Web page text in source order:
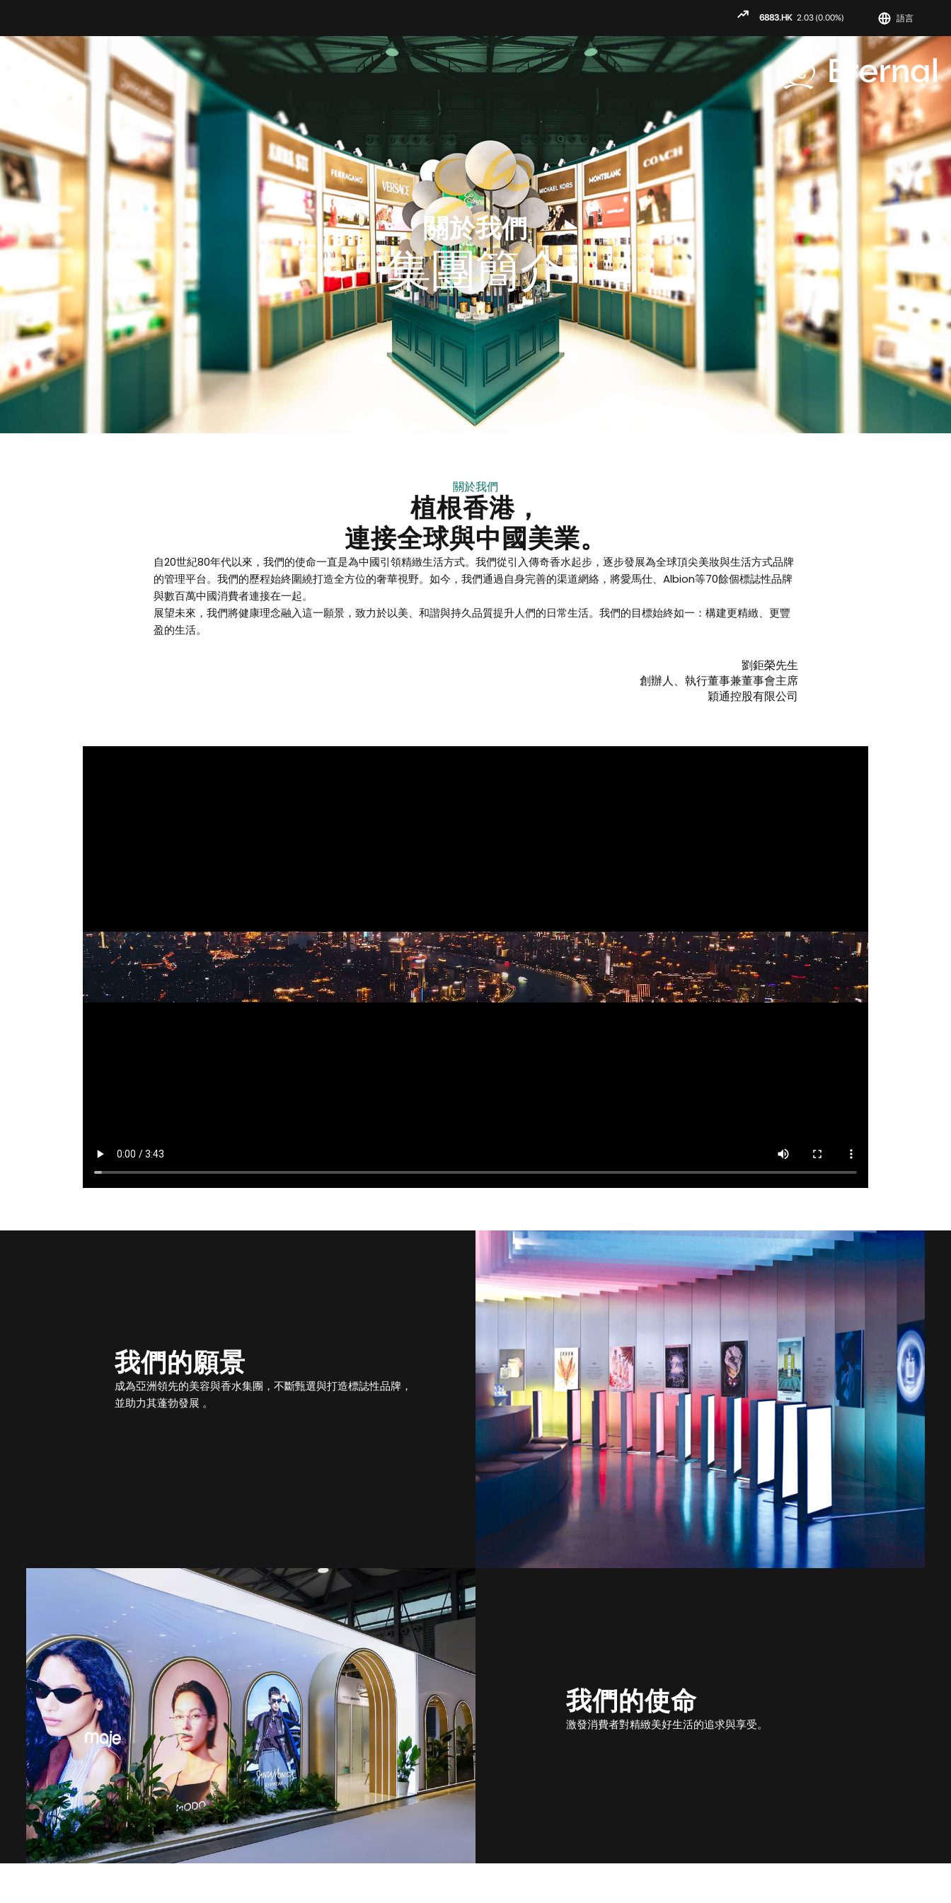
語言
ENGLISH
繁
简
關於我們
集團簡介
關於我們
植根香港，
連接全球與中國美業。
自20世紀80年代以來，我們的使命一直是為中國引領精緻生活方式。我們從引入傳奇香水起步，逐步發展為全球頂尖美妝與生活方式品牌
的管理平台。我們的歷程始終圍繞打造全方位的奢華視野。如今，我們通過自身完善的渠道網絡，將愛馬仕、Albion等70餘個標誌性品牌
與數百萬中國消費者連接在一起。
展望未來，我們將健康理念融入這一願景，致力於以美、和諧與持久品質提升人們的日常生活。我們的目標始終如一：構建更精緻、更豐
盈的生活。
劉鉅榮先生
創辦人、執行董事兼董事會主席
穎通控股有限公司
我們的願景
成為亞洲領先的美容與香水集團，不斷甄選與打造標誌性品牌，
並助力其蓬勃發展 。
我們的使命
激發消費者對精緻美好生活的追求與享受。